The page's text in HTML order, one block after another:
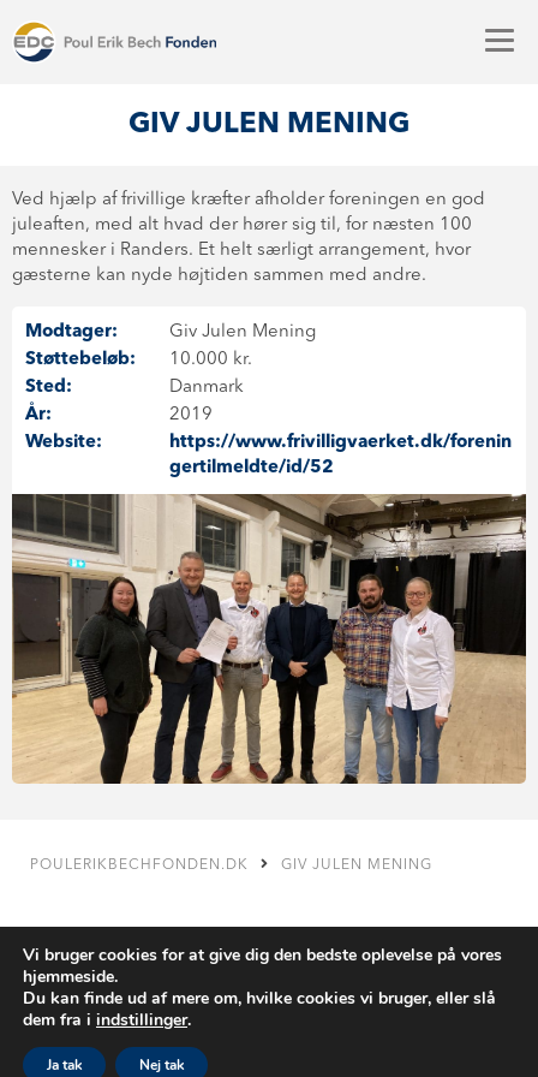
GIV JULEN MENING
Ved hjælp af frivillige kræfter afholder foreningen en god
juleaften, med alt hvad der hører sig til, for næsten 100
mennesker i Randers. Et helt særligt arrangement, hvor
gæsterne kan nyde højtiden sammen med andre.
Modtager:
Giv Julen Mening
Støttebeløb:
10.000 kr.
Sted:
Danmark
År:
2019
Website:
https://www.frivilligvaerket.dk/forenin
gertilmeldte/id/52
POULERIKBECHFONDEN.DK GIV JULEN MENING
PRIVATLIVSPOLITIK
EDC POUL ERIK BECH
Copyright © 2026 - Poul Erik Bech Fonden
Vi bruger cookies for at give dig den bedste oplevelse på vores
hjemmeside.
Du kan finde ud af mere om, hvilke cookies vi bruger, eller slå
dem fra i indstillinger.
Ja tak Nej tak